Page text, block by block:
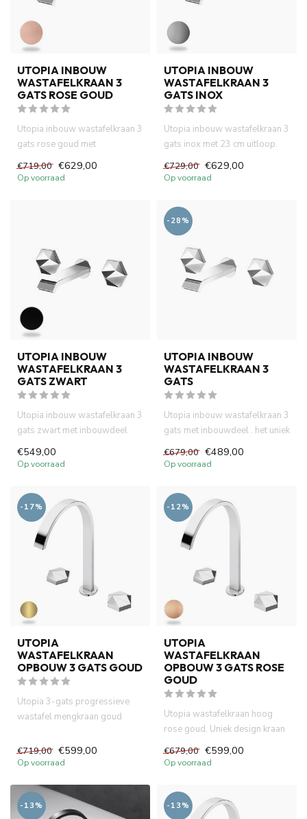
UTOPIA INBOUW
WASTAFELKRAAN 3
GATS ROSE GOUD
Utopia inbouw wastafelkraan 3
gats rose goud met
uniek ...
€719,00 €629,00
Op voorraad
UTOPIA INBOUW
WASTAFELKRAAN 3
GATS INOX
Utopia inbouw wastafelkraan 3
gats inox met 23 cm uitloop.
€729,00 €629,00
Op voorraad
UTOPIA INBOUW
WASTAFELKRAAN 3
GATS ZWART
Utopia inbouw wastafelkraan 3
gats zwart met inbouwdeel
€549,00
Op voorraad
-28%
UTOPIA INBOUW
WASTAFELKRAAN 3
GATS
Utopia inbouw wastafelkraan 3
gats met inbouwdeel . het uniek
€679,00 €489,00
Op voorraad
-17%
UTOPIA
WASTAFELKRAAN
OPBOUW 3 GATS GOUD
Utopia 3-gats progressieve
wastafel mengkraan goud
€719,00 €599,00
Op voorraad
-12%
UTOPIA
WASTAFELKRAAN
OPBOUW 3 GATS ROSE
GOUD
Utopia wastafelkraan hoog
rose goud. Uniek design kraan
€679,00 €599,00
Op voorraad
-13% -13%